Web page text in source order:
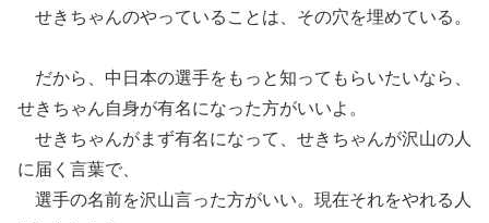
せきちゃんのやっていることは、その穴を埋めている。
だから、中日本の選手をもっと知ってもらいたいなら、
せきちゃん自身が有名になった方がいいよ。
せきちゃんがまず有名になって、せきちゃんが沢山の人
に届く言葉で、
選手の名前を沢山言った方がいい。現在それをやれる人